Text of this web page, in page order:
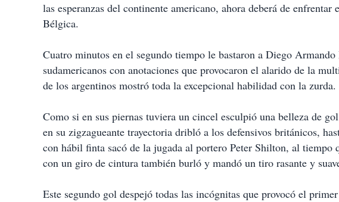
las esperanzas del continente americano, ahora deberá de
Bélgica.
Cuatro minutos en el segundo tiempo le bastaron a Diego
sudamericanos con anotaciones que provocaron el alarido de la
de los argentinos mostró toda la excepcional habilidad con la zurda.
Como si en sus piernas tuviera un cincel esculpió una belleza de
en su zigzagueante trayectoria dribló a los defensivos británicos,
con hábil finta sacó de la jugada al portero Peter Shilton, al tiempo
con un giro de cintura también burló y mandó un tiro rasante y
Este segundo gol despejó todas las incógnitas que provocó el